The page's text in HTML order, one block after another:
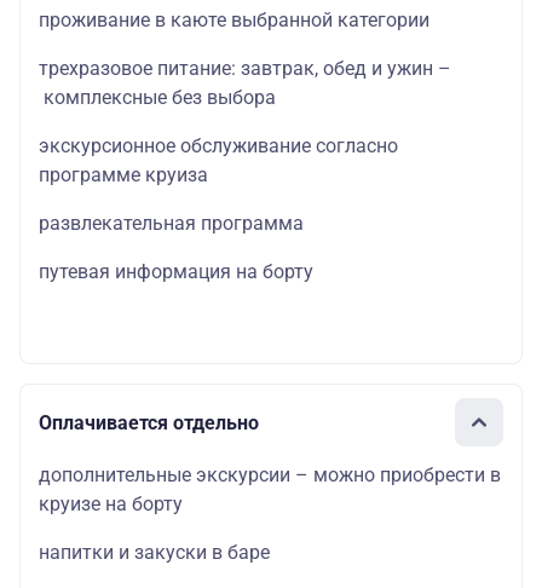
проживание в каюте выбранной категории
трехразовое питание: завтрак, обед и ужин –
комплексные без выбора
экскурсионное обслуживание согласно
программе круиза
развлекательная программа
путевая информация на борту
Оплачивается отдельно
дополнительные экскурсии – можно приобрести в
круизе на борту
напитки и закуски в баре